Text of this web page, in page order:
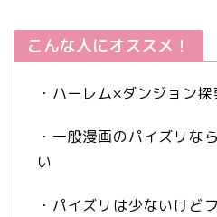
こんな人にオススメ！
・ハーレム×ダンジョン
・一般漫画のパイズリな
い
・パイズリは少ないけど